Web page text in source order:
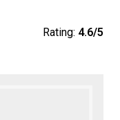
Rating: 4.6/5